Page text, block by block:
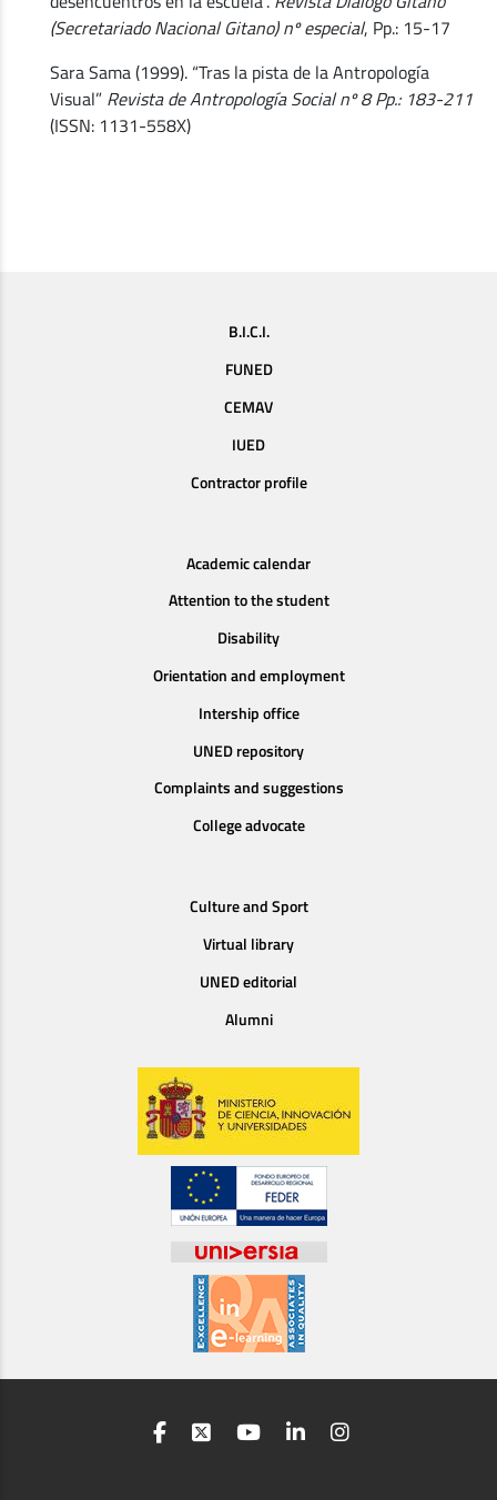
(Secretariado Nacional Gitano) nº especial, Pp.: 15-17
Sara Sama (1999). “Tras la pista de la Antropología
Visual” Revista de Antropología Social nº 8 Pp.: 183-211
(ISSN: 1131-558X)
B.I.C.I.
FUNED
CEMAV
IUED
Contractor profile
Academic calendar
Attention to the student
Disability
Orientation and employment
Intership office
UNED repository
Complaints and suggestions
College advocate
Culture and Sport
Virtual library
UNED editorial
Alumni